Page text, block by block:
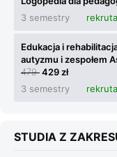
3 semestry
Edukacja i
autyzmu i zespołem
479429 zł
3 semestry
STUDIA Z